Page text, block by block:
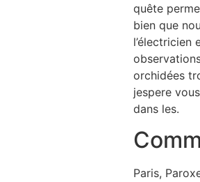
quête
bien que
orchidées
jespere
dans les.
Paris,